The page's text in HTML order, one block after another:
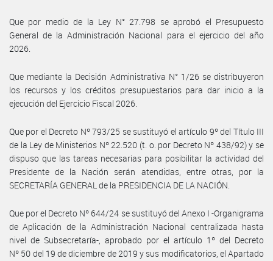
Que por medio de la Ley N° 27.798 se aprobó el Presupuesto
General de la Administración Nacional para el ejercicio del año
2026.
Que mediante la Decisión Administrativa N° 1/26 se distribuyeron
los recursos y los créditos presupuestarios para dar inicio a la
ejecución del Ejercicio Fiscal 2026.
Que por el Decreto Nº 793/25 se sustituyó el artículo 9º del Título III
de la Ley de Ministerios Nº 22.520 (t. o. por Decreto Nº 438/92) y se
dispuso que las tareas necesarias para posibilitar la actividad del
Presidente de la Nación serán atendidas, entre otras, por la
SECRETARÍA GENERAL de la PRESIDENCIA DE LA NACIÓN.
Que por el Decreto Nº 644/24 se sustituyó del Anexo I -Organigrama
de Aplicación de la Administración Nacional centralizada hasta
nivel de Subsecretaría-, aprobado por el artículo 1º del Decreto
Nº 50 del 19 de diciembre de 2019 y sus modificatorios, el Apartado